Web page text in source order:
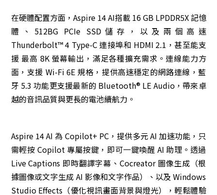
在硬體配置方面，Aspire 14 AI搭載 16 GB LPDDR5X 記憶
體、512BG PCIe SSD儲存，以及兩個高速
Thunderbolt™ 4 Type-C 連接埠和 HDMI 2.1，甚至能支
援 最高 8K 螢幕輸出，滿足各種擴充需求。連線能力方
面，支援 Wi-Fi 6E 規格，提供高速穩定的網路連線，藍
牙 5.3 功能更支援最新的 Bluetooth® LE Audio，帶來卓
越的音訊品質與更長的電池續航力。
Aspire 14 AI 為 Copilot+ PC，提供多元 AI 加速功能，只
需輕按 Copilot 專屬按鍵，即可一鍵喚醒 AI 助理。透過
Live Captions 即時翻譯字幕、Cocreator 圖像生成（根
據圖像或文字生成 AI 影像和文字作品）、以及 Windows
Studio Effects（優化視訊畫面背景與燈光），輕鬆體驗